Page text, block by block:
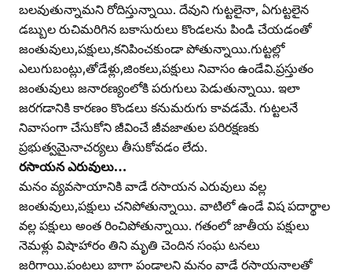
బలవుతున్నామని రోదిస్తున్నాయి. దేవుని గుట్టలైనా, ఏగుట్టలైన
డబ్బుల రుచిమరిగిన బకాసురులు కొండలను పిండి చేయడంతో
జంతువులు,పక్షులు,కనిపించకుండా పోతున్నాయి.గుట్టల్లో
ఎలుగుబంట్లు,తోడేళ్లు,జింకలు,పక్షులు నివాసం ఉండేవి.ప్రస్తుతం
జంతువులు జనారణ్యంలోకి పరుగులు పెడుతున్నాయి. ఇలా
జరగడానికి కారణం కొండలు కనుమరుగు కావడమే. గుట్టలనే
నివాసంగా చేసుకోని జీవించే జీవజాతుల పరిరక్షణకు
ప్రభుత్వమైనాచర్యలు తీసుకోవడం లేదు.
రసాయన ఎరువులు…
మనం వ్యవసాయానికి వాడే రసాయన ఎరువులు వల్ల
జంతువులు,పక్షులు చనిపోతున్నాయి. వాటిలో ఉండే విష పదార్థాల
వల్ల పక్షులు అంత రించిపోతున్నాయి. గతంలో జాతీయ పక్షులు
నెమళ్లు విషాహారం తిని మృతి చెందిన సంఘ టనలు
జరిగాయి.పంటలు బాగా పండాలని మనం వాడే రసాయనాలతో